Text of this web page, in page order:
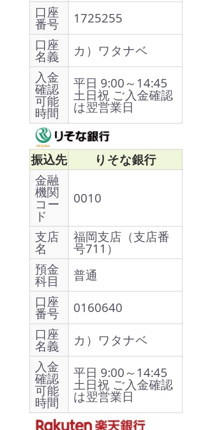
口座
番号
1725255
口座
名義
カ）ワタナベ
入金
確認
可能
時間
平日 9:00～14:45
土日祝 ご入金確認
は翌営業日
振込先
りそな銀行
金融
機関
コー
ド
0010
支店
名
福岡支店（支店番
号711）
預金
科目
普通
口座
番号
0160640
口座
名義
カ）ワタナベ
入金
確認
可能
時間
平日 9:00～14:45
土日祝 ご入金確認
は翌営業日